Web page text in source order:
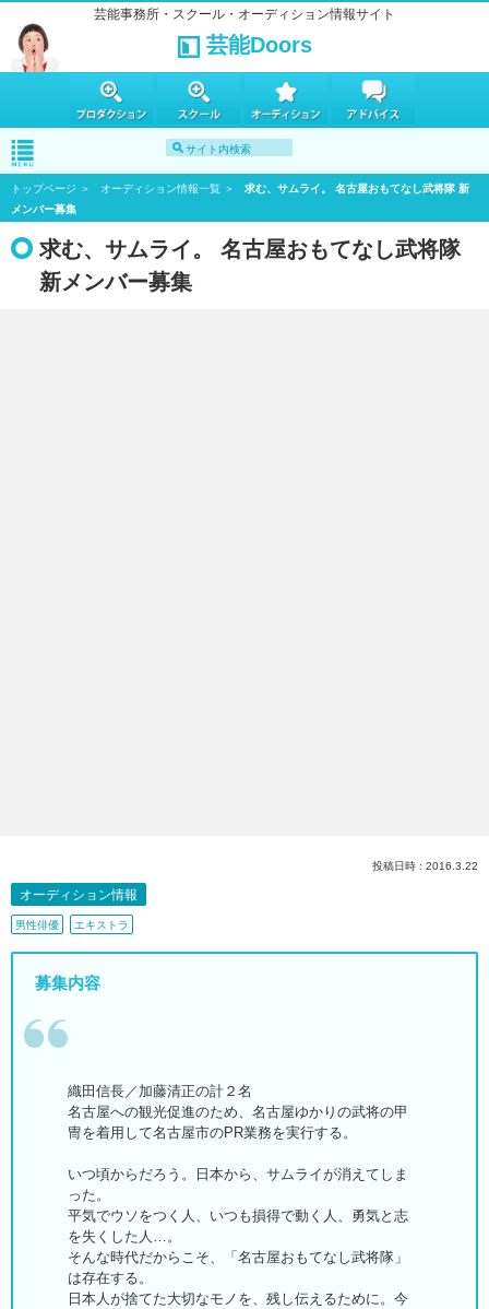
芸能事務所・スクール・オーディション情報サイト
芸能Doors
トップページ オーディション情報一覧
求む、サムライ。 名古屋おもてなし武将隊 新
メンバー募集
求む、サムライ。 名古屋おもてなし武将隊
新メンバー募集
投稿日時 : 2016.3.22
オーディション情報
男性俳優 エキストラ
募集内容
織田信長／加藤清正の計２名
名古屋への観光促進のため、名古屋ゆかりの武将の甲
冑を着用して名古屋市のPR業務を実行する。
いつ頃からだろう。日本から、サムライが消えてしま
った。
平気でウソをつく人、いつも損得で動く人、勇気と志
を失くした人…。
そんな時代だからこそ、「名古屋おもてなし武将隊」
は存在する。
日本人が捨てた大切なモノを、残し伝えるために。今